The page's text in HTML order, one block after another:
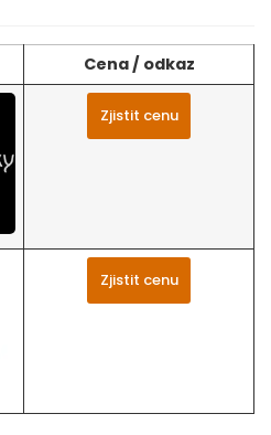
Cena / odkaz
Zjistit cenu
Zjistit cenu